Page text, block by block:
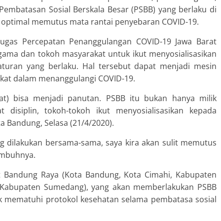
Sosial Berskala Besar (PSBB) yang berlaku di
memutus mata rantai penyebaran COVID-19.
Percepatan Penanggulangan COVID-19 Jawa Barat
dan tokoh masyarakat untuk ikut menyosialisasikan
yang berlaku. Hal tersebut dapat menjadi mesin
dalam menanggulangi COVID-19.
bisa menjadi panutan. PSBB itu bukan hanya milik
disiplin, tokoh-tokoh ikut menyosialisasikan kepada
Bandung, Selasa (21/4/2020).
dilakukan bersama-sama, saya kira akan sulit memutus
Raya (Kota Bandung, Kota Cimahi, Kabupaten
Sumedang), yang akan memberlakukan PSBB
mematuhi protokol kesehatan selama pembatasa sosial